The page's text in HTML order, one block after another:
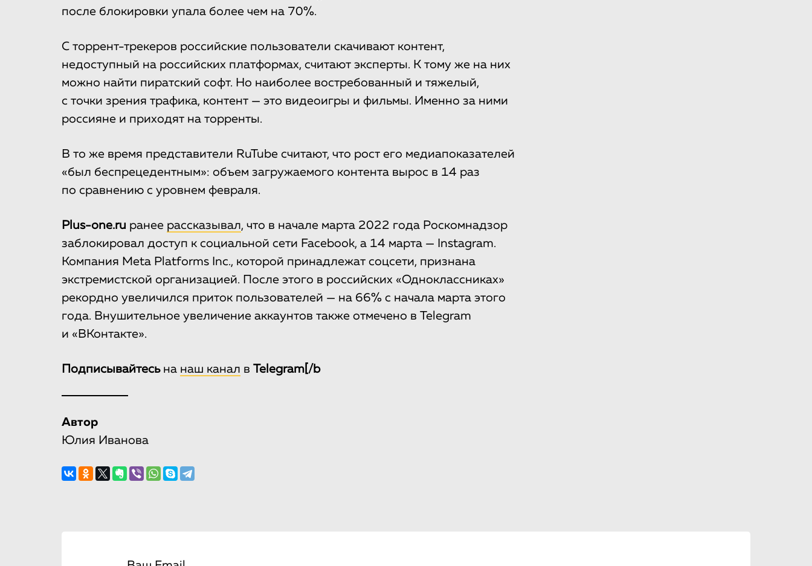
после блокировки упала более чем на 70%.
С торрент-трекеров российские пользователи скачивают контент,
недоступный на российских платформах, считают эксперты. К тому же на них
можно найти пиратский софт. Но наиболее востребованный и тяжелый,
с точки зрения трафика, контент — это видеоигры и фильмы. Именно за ними
россияне и приходят на торренты.
В то же время представители RuTube считают, что рост его медиапоказателей
«был беспрецедентным»: объем загружаемого контента вырос в 14 раз
по сравнению с уровнем февраля.
Plus-one.ru ранее рассказывал, что в начале марта 2022 года Роскомнадзор
заблокировал доступ к социальной сети Facebook, а 14 марта — Instagram.
Компания Meta Platforms Inc., которой принадлежат соцсети, признана
экстремистской организацией. После этого в российских «Одноклассниках»
рекордно увеличился приток пользователей — на 66% с начала марта этого
года. Внушительное увеличение аккаунтов также отмечено в Telegram
и «ВКонтакте».
Подписывайтесьна наш канал в Telegram[/b
Автор
Юлия Иванова